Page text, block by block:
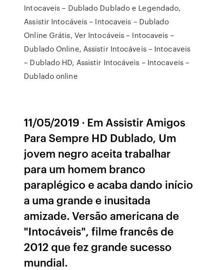
Intocaveis – Dublado Dublado e Legendado,
Assistir Intocáveis – Intocaveis – Dublado
Online Grátis, Ver Intocáveis – Intocaveis –
Dublado Online, Assistir Intocáveis – Intocaveis
– Dublado HD, Assistir Intocáveis – Intocaveis –
Dublado online
11/05/2019 · Em Assistir Amigos
Para Sempre HD Dublado, Um
jovem negro aceita trabalhar
para um homem branco
paraplégico e acaba dando início
a uma grande e inusitada
amizade. Versão americana de
"Intocáveis", filme francês de
2012 que fez grande sucesso
mundial.